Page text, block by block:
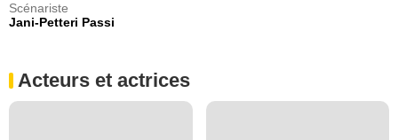
Scénariste
Jani-Petteri Passi
Acteurs et actrices